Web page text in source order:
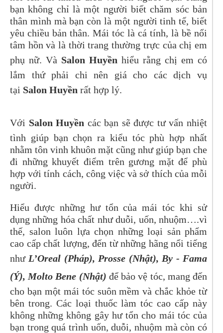
bạn không chỉ là một người biết chăm sóc bản
thân mình mà bạn còn là một người tinh tế, biết
yêu chiều bản thân. Mái tóc là cá tính, là bề nổi
tâm hồn và là thời trang thường trực của chị em
phụ nữ. Và Salon Huyền hiểu rằng chị em có
lắm thứ phải chi nên giá cho các dịch vụ
tại Salon Huyền rất hợp lý.
Với Salon Huyền các bạn sẽ được tư vấn nhiệt
tình giúp bạn chọn ra kiểu tóc phù hợp nhất
nhằm tôn vinh khuôn mặt cũng như giúp bạn che
đi những khuyết điểm trên gương mặt để phù
hợp với tính cách, công việc và sở thích của mỗi
người.
Hiểu được những hư tổn của mái tóc khi sử
dụng những hóa chất như duỗi, uốn, nhuộm….vì
thế, salon luôn lựa chọn những loại sản phẩm
cao cấp chất lượng, đến từ những hãng nổi tiếng
nhưL’Oreal (Pháp), Prosse (Nhật), By - Fama
(Ý), Molto Bene (Nhật) để bảo vệ tóc, mang đến
cho bạn một mái tóc suôn mềm và chắc khỏe từ
bên trong. Các loại thuốc làm tóc cao cấp này
không những không gây hư tổn cho mái tóc của
bạn trong quá trình uốn, duỗi, nhuộm mà còn có